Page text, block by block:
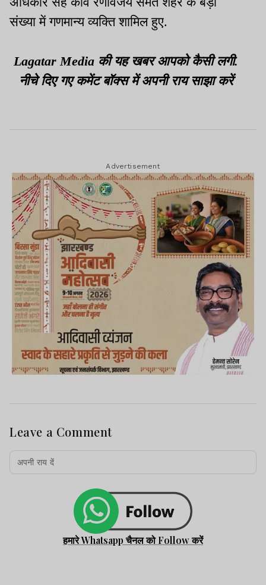
संख्या में गणमान्य व्यक्ति शामिल हुए.
Lagatar Media की यह खबर आपको कैसी लगी.
नीचे दिए गए कमेंट बॉक्स में अपनी राय साझा करें
Advertisement
Leave a Comment
हमारे Whatsapp चैनल को Follow करें